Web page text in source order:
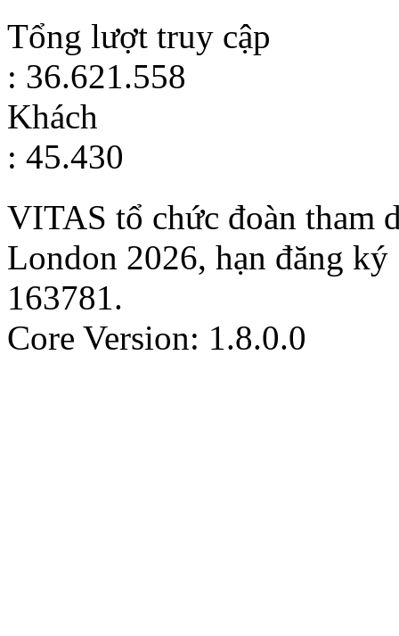
Tổng lượt truy cập
: 36.621.558
Khách
: 45.430
VITAS tổ chức đoàn tham
London 2026, hạn đăng
163781.
Core Version: 1.8.0.0